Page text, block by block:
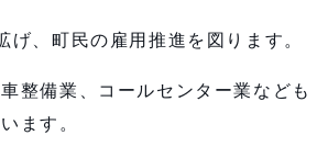
げ、町民の雇用推進を図ります。
整備業、コールセンター業なども
ます。